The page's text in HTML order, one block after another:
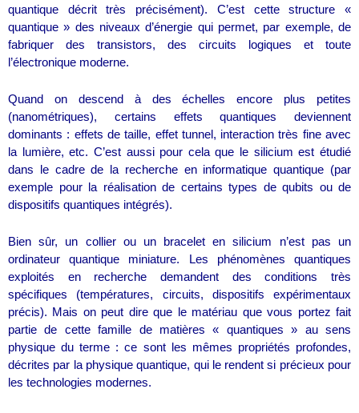
quantique décrit très précisément). C’est cette structure «
quantique » des niveaux d’énergie qui permet, par exemple, de
fabriquer des transistors, des circuits logiques et toute
l’électronique moderne.
Quand on descend à des échelles encore plus petites
(nanométriques), certains effets quantiques deviennent
dominants : effets de taille, effet tunnel, interaction très fine avec
la lumière, etc. C’est aussi pour cela que le silicium est étudié
dans le cadre de la recherche en informatique quantique (par
exemple pour la réalisation de certains types de qubits ou de
dispositifs quantiques intégrés).
Bien sûr, un collier ou un bracelet en silicium n’est pas un
ordinateur quantique miniature. Les phénomènes quantiques
exploités en recherche demandent des conditions très
spécifiques (températures, circuits, dispositifs expérimentaux
précis). Mais on peut dire que le matériau que vous portez fait
partie de cette famille de matières « quantiques » au sens
physique du terme : ce sont les mêmes propriétés profondes,
décrites par la physique quantique, qui le rendent si précieux pour
les technologies modernes.